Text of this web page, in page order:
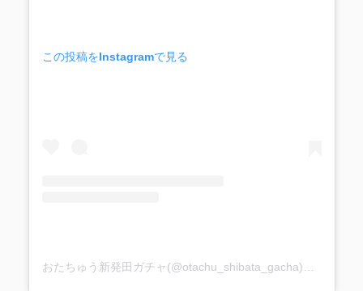
この投稿をInstagramで見る